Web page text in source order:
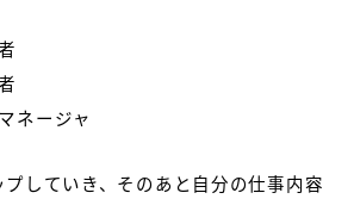
ネージャ
していき、そのあと自分の仕事内容